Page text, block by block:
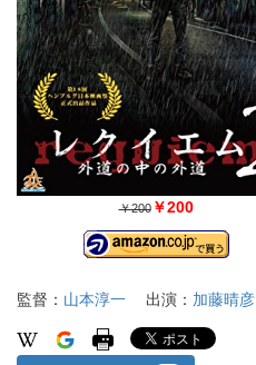
￥200￥200
監督： 山本淳一 出演： 加藤晴彦